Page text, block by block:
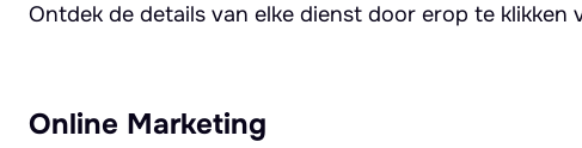
Ontdek de details van elke dienst door erop te klikken
Online Marketing